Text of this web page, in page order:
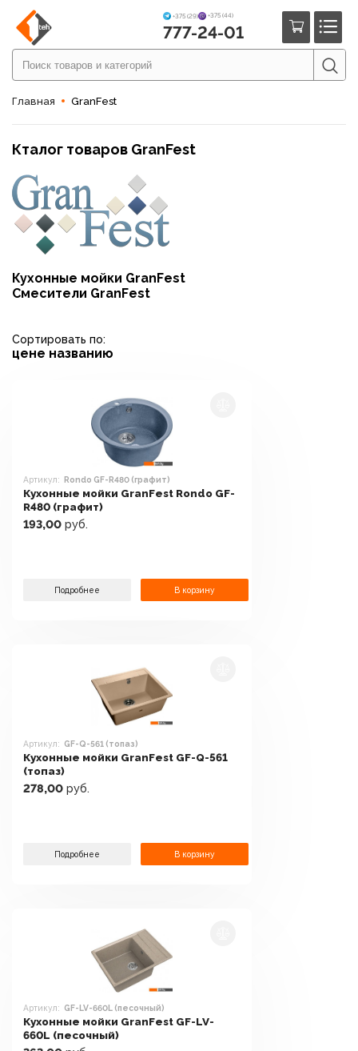
+375 (29) +375 (44)
777-24-01
Главная GranFest
Кталог товаров GranFest
Кухонные мойки GranFest
Смесители GranFest
Сортировать по:
цене названию
Артикул: Rondo GF-R480 (графит)
Кухонные мойки GranFest Rondo GF-
R480 (графит)
193,00 руб.
Подробнее В корзину
Артикул: GF-Q-561 (топаз)
Кухонные мойки GranFest GF-Q-561
(топаз)
278,00 руб.
Подробнее В корзину
Артикул: GF-LV-660L (песочный)
Кухонные мойки GranFest GF-LV-
660L (песочный)